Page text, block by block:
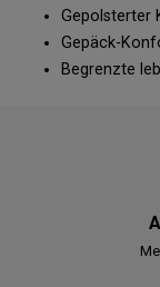
Gepolsterter
Gepäck-
Begrenzte